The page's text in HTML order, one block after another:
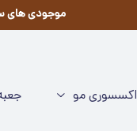
موجودی های
اکسسوری مو